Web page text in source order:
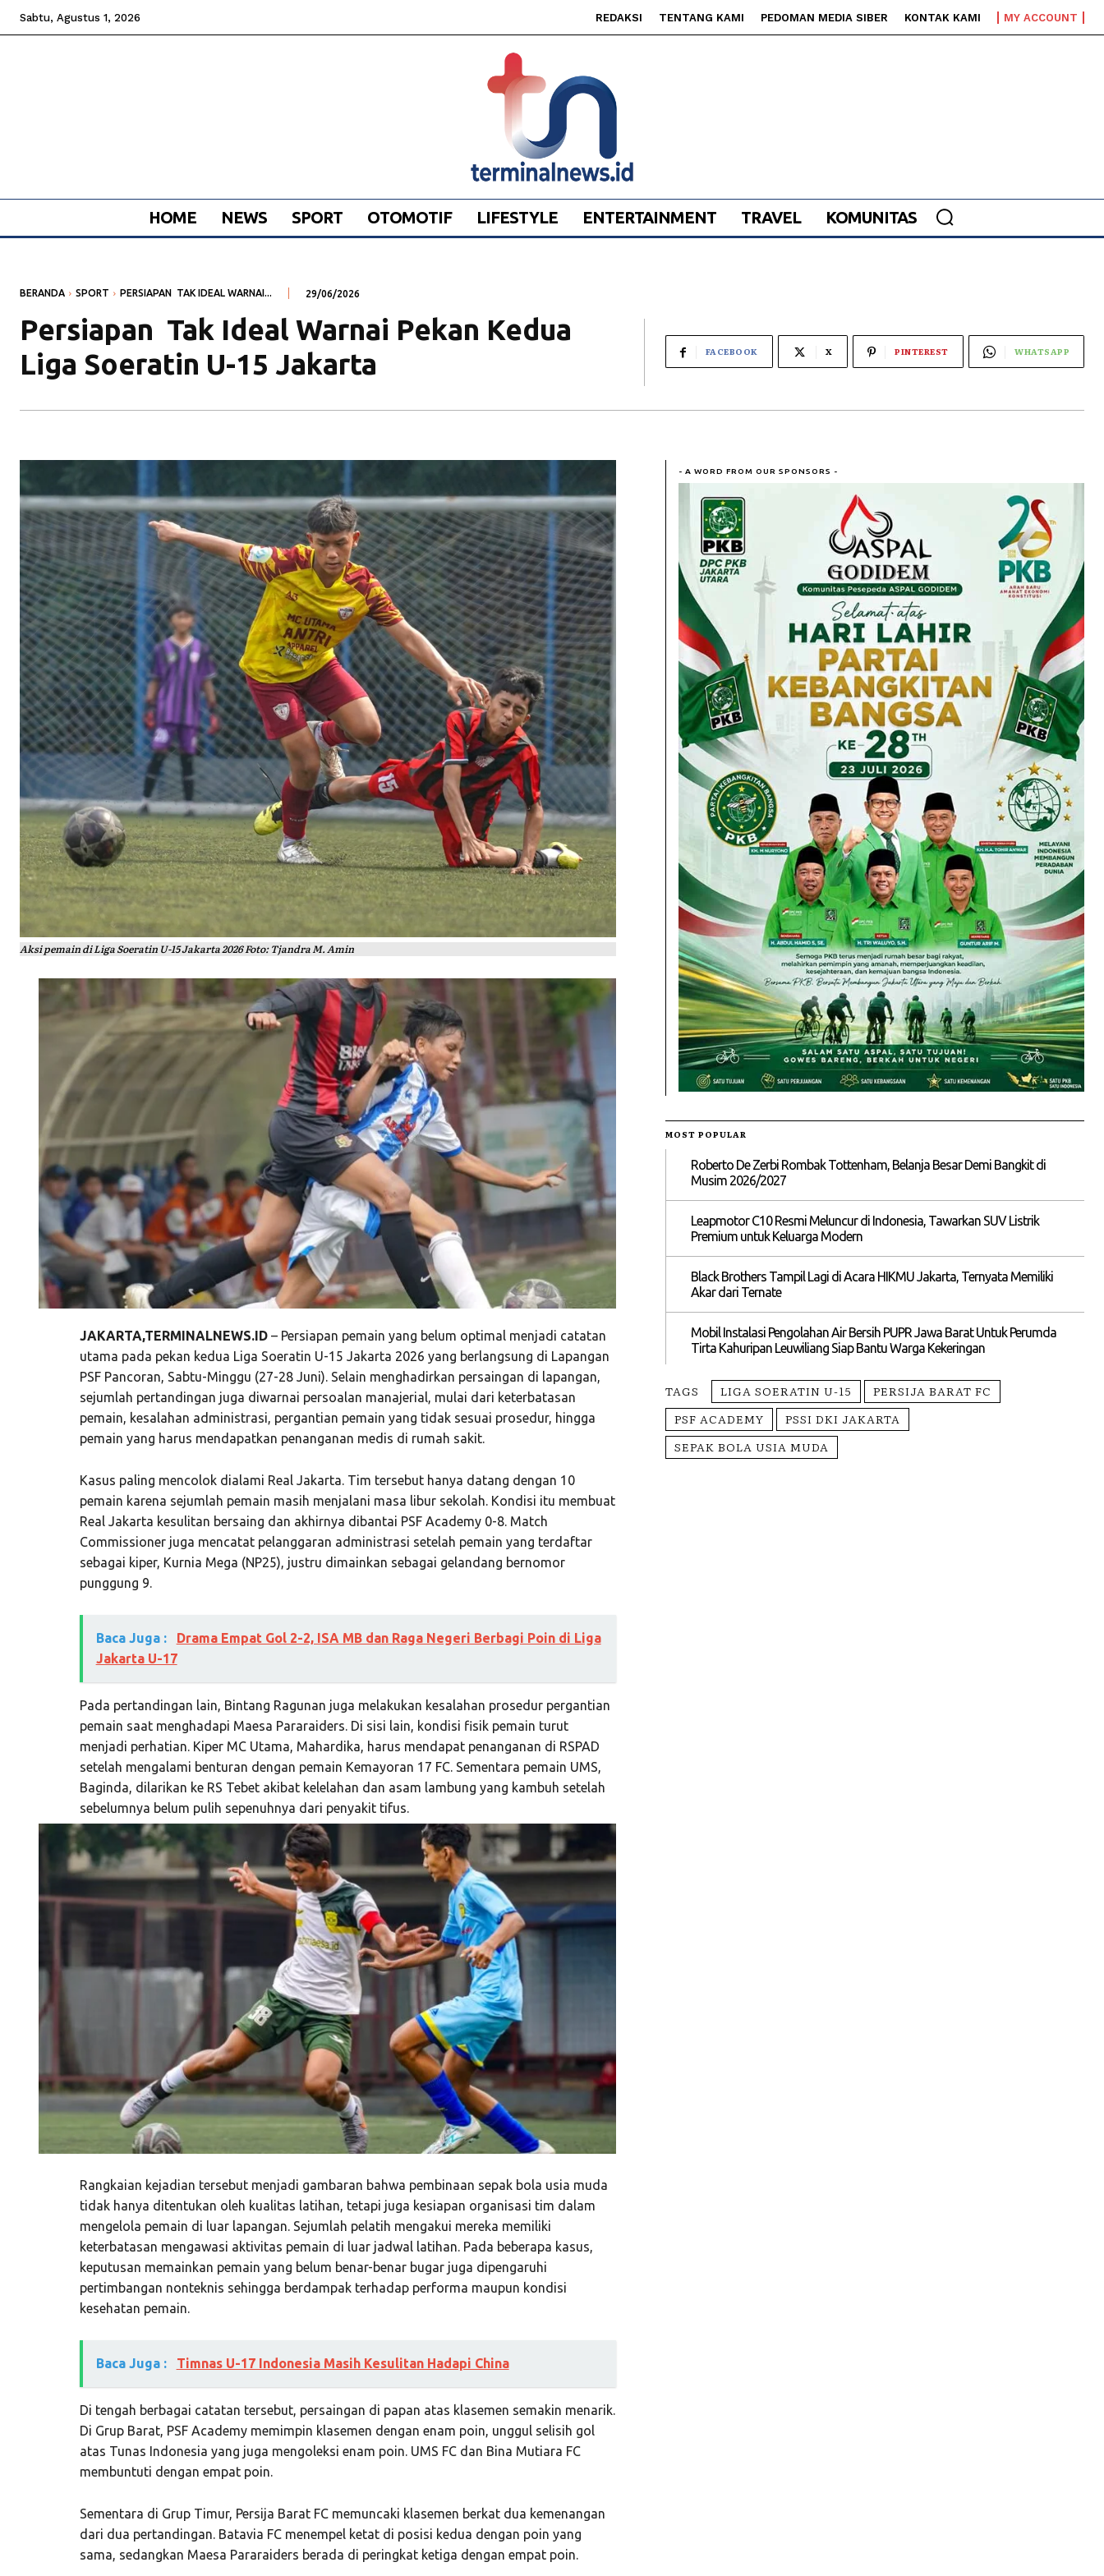
Sabtu, Agustus 1, 2026 REDAKSI TENTANG KAMI PEDOMAN MEDIA SIBER KONTAK KAMI MY ACCOUNT
HOME NEWS SPORT OTOMOTIF LIFESTYLE ENTERTAINMENT TRAVEL KOMUNITAS
BERANDA SPORT PERSIAPAN TAK IDEAL WARNAI... 29/06/2026
Persiapan Tak Ideal Warnai Pekan Kedua
Liga Soeratin U-15 Jakarta
FACEBOOK X PINTEREST WHATSAPP
Aksi pemain di Liga Soeratin U-15 Jakarta 2026 Foto: Tjandra M. Amin
JAKARTA,TERMINALNEWS.ID– Persiapan pemain yang belum optimal menjadi catatan
utama pada pekan kedua Liga Soeratin U-15 Jakarta 2026 yang berlangsung di Lapangan
PSF Pancoran, Sabtu-Minggu (27-28 Juni). Selain menghadirkan persaingan di lapangan,
sejumlah pertandingan juga diwarnai persoalan manajerial, mulai dari keterbatasan
pemain, kesalahan administrasi, pergantian pemain yang tidak sesuai prosedur, hingga
pemain yang harus mendapatkan penanganan medis di rumah sakit.
Kasus paling mencolok dialami Real Jakarta. Tim tersebut hanya datang dengan 10
pemain karena sejumlah pemain masih menjalani masa libur sekolah. Kondisi itu membuat
Real Jakarta kesulitan bersaing dan akhirnya dibantai PSF Academy 0-8. Match
Commissioner juga mencatat pelanggaran administrasi setelah pemain yang terdaftar
sebagai kiper, Kurnia Mega (NP25), justru dimainkan sebagai gelandang bernomor
punggung 9.
Baca Juga :
Drama Empat Gol 2-2, ISA MB dan Raga Negeri Berbagi Poin di Liga
Jakarta U-17
Pada pertandingan lain, Bintang Ragunan juga melakukan kesalahan prosedur pergantian
pemain saat menghadapi Maesa Pararaiders. Di sisi lain, kondisi fisik pemain turut
menjadi perhatian. Kiper MC Utama, Mahardika, harus mendapat penanganan di RSPAD
setelah mengalami benturan dengan pemain Kemayoran 17 FC. Sementara pemain UMS,
Baginda, dilarikan ke RS Tebet akibat kelelahan dan asam lambung yang kambuh setelah
sebelumnya belum pulih sepenuhnya dari penyakit tifus.
Rangkaian kejadian tersebut menjadi gambaran bahwa pembinaan sepak bola usia muda
tidak hanya ditentukan oleh kualitas latihan, tetapi juga kesiapan organisasi tim dalam
mengelola pemain di luar lapangan. Sejumlah pelatih mengakui mereka memiliki
keterbatasan mengawasi aktivitas pemain di luar jadwal latihan. Pada beberapa kasus,
keputusan memainkan pemain yang belum benar-benar bugar juga dipengaruhi
pertimbangan nonteknis sehingga berdampak terhadap performa maupun kondisi
kesehatan pemain.
Baca Juga : Timnas U-17 Indonesia Masih Kesulitan Hadapi China
Di tengah berbagai catatan tersebut, persaingan di papan atas klasemen semakin menarik.
Di Grup Barat, PSF Academy memimpin klasemen dengan enam poin, unggul selisih gol
atas Tunas Indonesia yang juga mengoleksi enam poin. UMS FC dan Bina Mutiara FC
membuntuti dengan empat poin.
Sementara di Grup Timur, Persija Barat FC memuncaki klasemen berkat dua kemenangan
dari dua pertandingan. Batavia FC menempel ketat di posisi kedua dengan poin yang
sama, sedangkan Maesa Pararaiders berada di peringkat ketiga dengan empat poin.
- A WORD FROM OUR SPONSORS -
MOST POPULAR
Roberto De Zerbi Rombak Tottenham, Belanja Besar Demi Bangkit di
Musim 2026/2027
Leapmotor C10 Resmi Meluncur di Indonesia, Tawarkan SUV Listrik
Premium untuk Keluarga Modern
Black Brothers Tampil Lagi di Acara HIKMU Jakarta, Ternyata Memiliki
Akar dari Ternate
Mobil Instalasi Pengolahan Air Bersih PUPR Jawa Barat Untuk Perumda
Tirta Kahuripan Leuwiliang Siap Bantu Warga Kekeringan
TAGS LIGA SOERATIN U-15
PERSIJA BARAT FC
PSF ACADEMY
PSSI DKI JAKARTA
SEPAK BOLA USIA MUDA